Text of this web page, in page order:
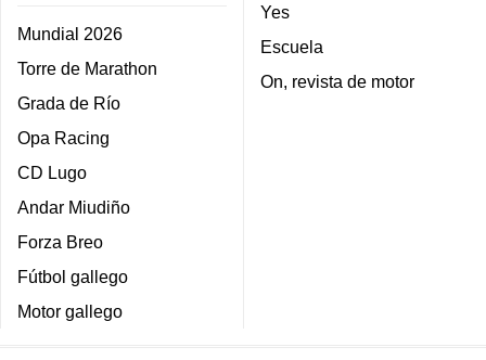
Mundial 2026
Torre de Marathon
Grada de Río
Opa Racing
CD Lugo
Andar Miudiño
Forza Breo
Fútbol gallego
Motor gallego
Yes
Escuela
On, revista de motor